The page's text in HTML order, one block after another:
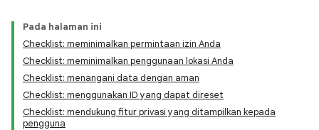
Pada halaman ini
Checklist: meminimalkan permintaan izin Anda
Checklist: meminimalkan penggunaan lokasi Anda
Checklist: menangani data dengan aman
Checklist: menggunakan ID yang dapat direset
Checklist: mendukung fitur privasi yang ditampilkan kepada
pengguna